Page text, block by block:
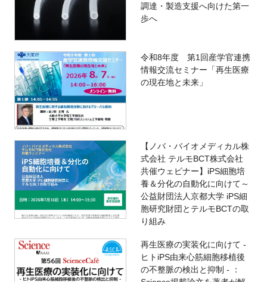
調達・製造支援へ向けた第一
歩へ
令和8年度 第1回産学官連携
情報交流セミナー「再生医療
の現在地と未来」
【ノバ・バイオメディカル株
式会社 テルモBCT株式会社
共催ウェビナー】iPS細胞培
養＆分化の自動化に向けて～
公益財団法人京都大学 iPS細
胞研究財団とテルモBCTの取
り組み
再生医療の実装化に向けて -
ヒトiPS由来心筋細胞移植後
の不整脈の検出と抑制 - ：